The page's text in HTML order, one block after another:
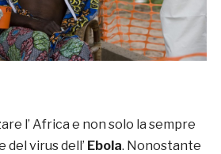
l’ Africa e non solo la sempre
virus dell’ Ebola. Nonostante